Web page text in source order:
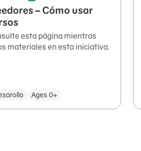
– Cómo usar
esta página mientras
materiales en esta iniciativa.
Ages 0+